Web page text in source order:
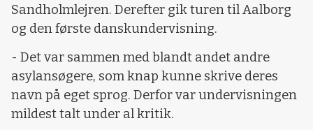
Sandholmlejren. Derefter gik turen til Aalborg
og den første danskundervisning.
- Det var sammen med blandt andet andre
asylansøgere, som knap kunne skrive deres
navn på eget sprog. Derfor var undervisningen
mildest talt under al kritik.